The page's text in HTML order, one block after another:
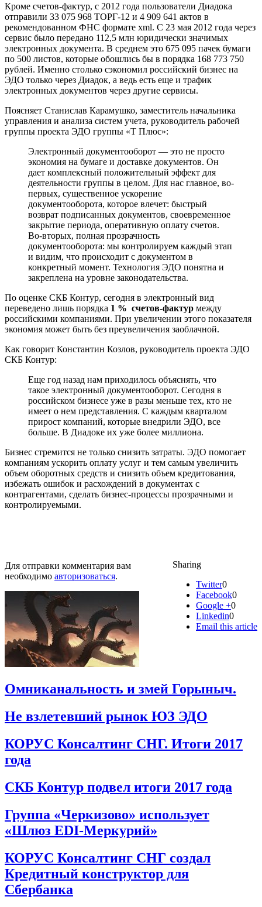
Кроме счетов-фактур, с 2012 года пользователи Диадока
отправили 33 075 968 ТОРГ-12 и 4 909 641 актов в
рекомендованном ФНС формате xml. С 23 мая 2012 года через
сервис было передано 112,5 млн юридически значимых
электронных документа. В среднем это 675 095 пачек бумаги
по 500 листов, которые обошлись бы в порядка 168 773 750
рублей. Именно столько сэкономил российский бизнес на
ЭДО только через Диадок, а ведь есть еще и трафик
электронных документов через другие сервисы.
Поясняет Станислав Карамушко, заместитель начальника
управления и анализа систем учета, руководитель рабочей
группы проекта ЭДО группы «Т Плюс»:
Электронный документооборот — это не просто
экономия на бумаге и доставке документов. Он
дает комплексный положительный эффект для
деятельности группы в целом. Для нас главное, во-
первых, существенное ускорение
документооборота, которое влечет: быстрый
возврат подписанных документов, своевременное
закрытие периода, оперативную оплату счетов.
Во-вторых, полная прозрачность
документооборота: мы контролируем каждый этап
и видим, что происходит с документом в
конкретный момент. Технология ЭДО понятна и
закреплена на уровне законодательства.
По оценке СКБ Контур, сегодня в электронный вид
переведено лишь порядка 1 % счетов-фактур между
российскими компаниями. При увеличении этого показателя
экономия может быть без преувеличения заоблачной.
Как говорит Константин Козлов, руководитель проекта ЭДО
СКБ Контур:
Еще год назад нам приходилось объяснять, что
такое электронный документооборот. Сегодня в
российском бизнесе уже в разы меньше тех, кто не
имеет о нем представления. С каждым кварталом
прирост компаний, которые внедрили ЭДО, все
больше. В Диадоке их уже более миллиона.
Бизнес стремится не только снизить затраты. ЭДО помогает
компаниям ускорить оплату услуг и тем самым увеличить
объем оборотных средств и снизить объем кредитования,
избежать ошибок и расхождений в документах с
контрагентами, сделать бизнес-процессы прозрачными и
контролируемыми.
Sharing
Twitter0
Facebook0
Google +0
Linkedin0
Email this article
Для отправки комментария вам
необходимо авторизоваться.
Омниканальность и змей Горыныч.
Не взлетевший рынок ЮЗ ЭДО
КОРУС Консалтинг СНГ. Итоги 2017
года
СКБ Контур подвел итоги 2017 года
Группа «Черкизово» использует
«Шлюз EDI-Меркурий»
КОРУС Консалтинг СНГ создал
Кредитный конструктор для
Сбербанка